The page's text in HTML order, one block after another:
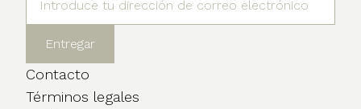
Contacto
Términos legales